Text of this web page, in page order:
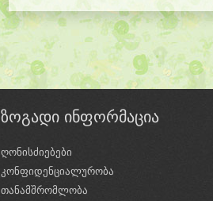
ზოგადი ინფორმაცია
ღონისძიებები
კონფიდენციალურობა
თანამშრომლობა